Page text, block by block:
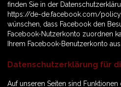
finden Sie in der
https://de-de.facebook.com/
wünschen, dass Facebook den
Facebook-Nutzerkonto zuordnen
Ihrem Facebook-Benutzerkonto aus.
Datenschutzerklärung für
Auf unseren Seiten sind